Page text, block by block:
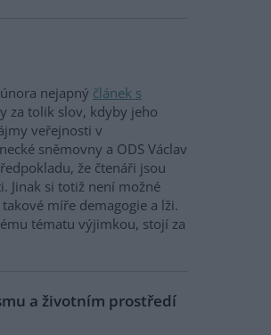
nejapný článek s
za tolik slov, kdyby jeho
veřejnosti v
sněmovny a ODS Václav
že čtenáři jsou
Jinak si totiž není možné
míře demagogie a lži.
tématu výjimkou, stojí za
a životním prostředí